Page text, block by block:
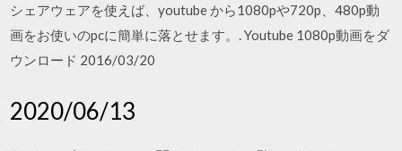
シェアウェアを使えば、youtube から1080pや720p、480p動
画をお使いのpcに簡単に落とせます。. Youtube 1080p動画をダ
ウンロード 2016/03/20
2020/06/13